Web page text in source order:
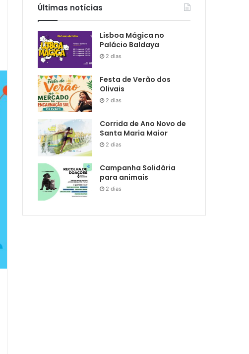
Últimas notícias
Lisboa Mágica no
Palácio Baldaya
2 dias
Festa de Verão dos
Olivais
2 dias
Corrida de Ano Novo de
Santa Maria Maior
2 dias
Campanha Solidária
para animais
2 dias